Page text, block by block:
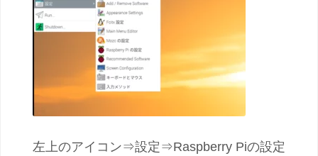
左上のアイコン⇒設定⇒Raspberry Piの設定